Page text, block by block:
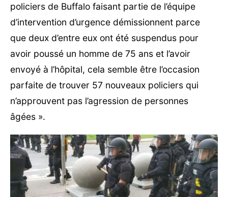
policiers de Buffalo faisant partie de l’équipe
d’intervention d’urgence démissionnent parce
que deux d’entre eux ont été suspendus pour
avoir poussé un homme de 75 ans et l’avoir
envoyé à l’hôpital, cela semble être l’occasion
parfaite de trouver 57 nouveaux policiers qui
n’approuvent pas l’agression de personnes
âgées ».